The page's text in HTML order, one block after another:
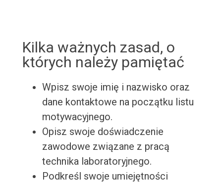
Kilka ważnych zasad, o
których należy pamiętać
Wpisz swoje imię i nazwisko oraz
dane kontaktowe na początku listu
motywacyjnego.
Opisz swoje doświadczenie
zawodowe związane z pracą
technika laboratoryjnego.
Podkreśl swoje umiejętności